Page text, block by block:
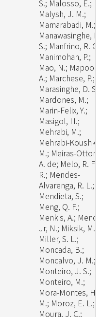
S.; Malosso, E.;
Malysh, J. M.;
Mamarabadi, M.;
Manawasinghe, I.
S.; Manfrino, R.
Manimohan, P.;
Mao, N.; Mapook,
A.; Marchese, P.;
Marasinghe, D. S.;
Mardones, M.;
Marin-Felix, Y.;
Masigol, H.;
Mehrabi, M.;
Mehrabi-Koushki,
M.; Meiras-Ottoni,
A. de; Melo, R. F.
R.; Mendes-
Alvarenga, R. L.;
Mendieta, S.;
Meng, Q. F.;
Menkis, A.;
Jr, N.; Miksik, M.;
Miller, S. L.;
Moncada, B.;
Moncalvo, J. M.;
Monteiro, J. S.;
Monteiro, M.;
Mora-Montes, H.
M.; Moroz, E. L.;
Moura, J. C.;